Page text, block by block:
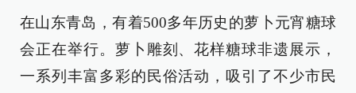
在山东青岛，有着500多年历史的萝卜元宵糖球
会正在举行。萝卜雕刻、花样糖球非遗展示，
一系列丰富多彩的民俗活动，吸引了不少市民